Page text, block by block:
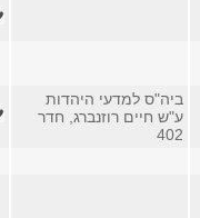
ביה"ס למדעי היהדות
ע"ש חיים רוזנברג, חדר
402